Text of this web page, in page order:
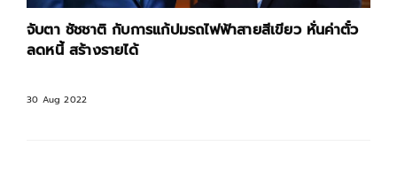
จับตา ชัชชาติ กับการแก้ปมรถไฟฟ้าสายสีเขียว หั่นค่าตั๋ว
ลดหนี้ สร้างรายได้
30 Aug 2022